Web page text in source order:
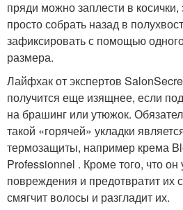
пряди можно заплести в косички,
просто собрать назад в
зафиксировать с помощью
размера.
Лайфхак от экспертов
получится еще изящнее, если
на брашинг или утюжок.
такой «горячей» укладки
термозащиты, например крема
Professionnel . Кроме того, что он
повреждения и предотвратит их
смягчит волосы и разгладит их.